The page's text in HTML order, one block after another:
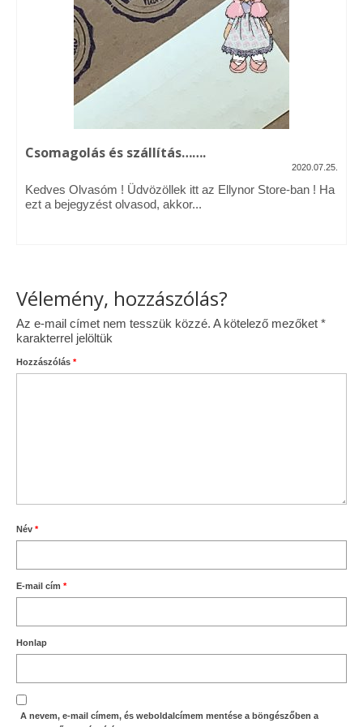
Vásárok, ahol velem is találkozhattál…
Alapanyagok, kellékek
A termékek tisztítása
Ellynor története
Adatkezelési tájékoztató
Általános Szerződési Feltételek
Csomagolás és szállítás…….
2020.07.25.
Kedves Olvasóm ! Üdvözöllek itt az Ellynor Store-ban ! Ha
ezt a bejegyzést olvasod, akkor...
Vélemény, hozzászólás?
Az e-mail címet nem tesszük közzé. A kötelező mezőket *
karakterrel jelöltük
Hozzászólás *
Név *
E-mail cím *
Honlap
A nevem, e-mail címem, és weboldalcímem mentése a böngészőben a